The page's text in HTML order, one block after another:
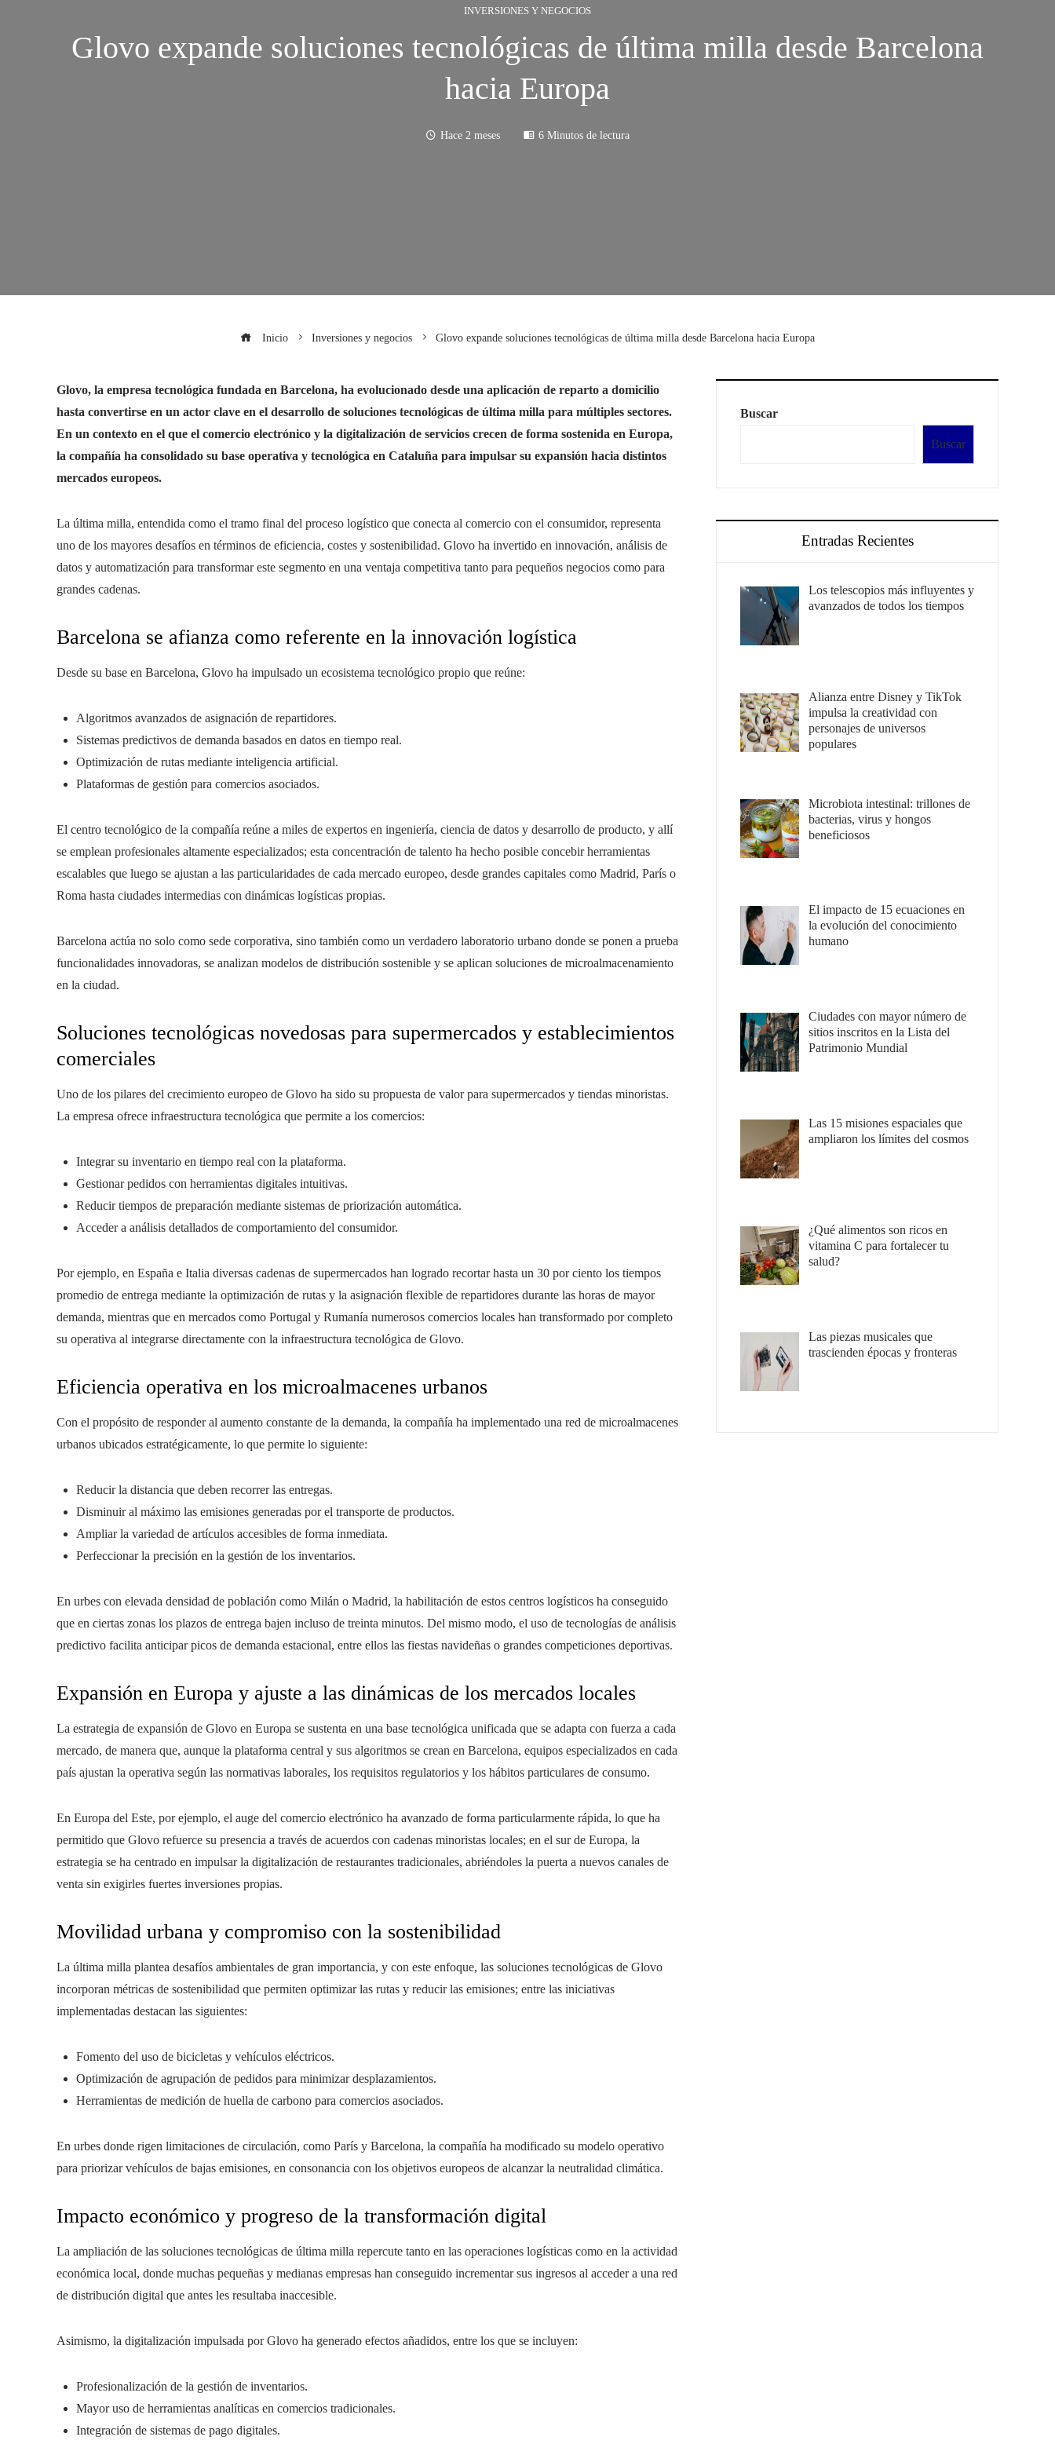
INVERSIONES Y NEGOCIOS
Glovo expande soluciones tecnológicas de última milla desde Barcelona
hacia Europa
Hace 2 meses 6 Minutos de lectura
Inicio Inversiones y negocios Glovo expande soluciones tecnológicas de última milla desde Barcelona hacia Europa
Glovo, la empresa tecnológica fundada en Barcelona, ha evolucionado desde una aplicación de reparto a domicilio
hasta convertirse en un actor clave en el desarrollo de soluciones tecnológicas de última milla para múltiples sectores.
En un contexto en el que el comercio electrónico y la digitalización de servicios crecen de forma sostenida en Europa,
la compañía ha consolidado su base operativa y tecnológica en Cataluña para impulsar su expansión hacia distintos
mercados europeos.
La última milla, entendida como el tramo final del proceso logístico que conecta al comercio con el consumidor, representa
uno de los mayores desafíos en términos de eficiencia, costes y sostenibilidad. Glovo ha invertido en innovación, análisis de
datos y automatización para transformar este segmento en una ventaja competitiva tanto para pequeños negocios como para
grandes cadenas.
Barcelona se afianza como referente en la innovación logística
Desde su base en Barcelona, Glovo ha impulsado un ecosistema tecnológico propio que reúne:
Algoritmos avanzados de asignación de repartidores.
Sistemas predictivos de demanda basados en datos en tiempo real.
Optimización de rutas mediante inteligencia artificial.
Plataformas de gestión para comercios asociados.
El centro tecnológico de la compañía reúne a miles de expertos en ingeniería, ciencia de datos y desarrollo de producto, y allí
se emplean profesionales altamente especializados; esta concentración de talento ha hecho posible concebir herramientas
escalables que luego se ajustan a las particularidades de cada mercado europeo, desde grandes capitales como Madrid, París o
Roma hasta ciudades intermedias con dinámicas logísticas propias.
Barcelona actúa no solo como sede corporativa, sino también como un verdadero laboratorio urbano donde se ponen a prueba
funcionalidades innovadoras, se analizan modelos de distribución sostenible y se aplican soluciones de microalmacenamiento
en la ciudad.
Soluciones tecnológicas novedosas para supermercados y establecimientos
comerciales
Uno de los pilares del crecimiento europeo de Glovo ha sido su propuesta de valor para supermercados y tiendas minoristas.
La empresa ofrece infraestructura tecnológica que permite a los comercios:
Integrar su inventario en tiempo real con la plataforma.
Gestionar pedidos con herramientas digitales intuitivas.
Reducir tiempos de preparación mediante sistemas de priorización automática.
Acceder a análisis detallados de comportamiento del consumidor.
Por ejemplo, en España e Italia diversas cadenas de supermercados han logrado recortar hasta un 30 por ciento los tiempos
promedio de entrega mediante la optimización de rutas y la asignación flexible de repartidores durante las horas de mayor
demanda, mientras que en mercados como Portugal y Rumanía numerosos comercios locales han transformado por completo
su operativa al integrarse directamente con la infraestructura tecnológica de Glovo.
Eficiencia operativa en los microalmacenes urbanos
Con el propósito de responder al aumento constante de la demanda, la compañía ha implementado una red de microalmacenes
urbanos ubicados estratégicamente, lo que permite lo siguiente:
Reducir la distancia que deben recorrer las entregas.
Disminuir al máximo las emisiones generadas por el transporte de productos.
Ampliar la variedad de artículos accesibles de forma inmediata.
Perfeccionar la precisión en la gestión de los inventarios.
En urbes con elevada densidad de población como Milán o Madrid, la habilitación de estos centros logísticos ha conseguido
que en ciertas zonas los plazos de entrega bajen incluso de treinta minutos. Del mismo modo, el uso de tecnologías de análisis
predictivo facilita anticipar picos de demanda estacional, entre ellos las fiestas navideñas o grandes competiciones deportivas.
Expansión en Europa y ajuste a las dinámicas de los mercados locales
La estrategia de expansión de Glovo en Europa se sustenta en una base tecnológica unificada que se adapta con fuerza a cada
mercado, de manera que, aunque la plataforma central y sus algoritmos se crean en Barcelona, equipos especializados en cada
país ajustan la operativa según las normativas laborales, los requisitos regulatorios y los hábitos particulares de consumo.
En Europa del Este, por ejemplo, el auge del comercio electrónico ha avanzado de forma particularmente rápida, lo que ha
permitido que Glovo refuerce su presencia a través de acuerdos con cadenas minoristas locales; en el sur de Europa, la
estrategia se ha centrado en impulsar la digitalización de restaurantes tradicionales, abriéndoles la puerta a nuevos canales de
venta sin exigirles fuertes inversiones propias.
Movilidad urbana y compromiso con la sostenibilidad
La última milla plantea desafíos ambientales de gran importancia, y con este enfoque, las soluciones tecnológicas de Glovo
incorporan métricas de sostenibilidad que permiten optimizar las rutas y reducir las emisiones; entre las iniciativas
implementadas destacan las siguientes:
Fomento del uso de bicicletas y vehículos eléctricos.
Optimización de agrupación de pedidos para minimizar desplazamientos.
Herramientas de medición de huella de carbono para comercios asociados.
En urbes donde rigen limitaciones de circulación, como París y Barcelona, la compañía ha modificado su modelo operativo
para priorizar vehículos de bajas emisiones, en consonancia con los objetivos europeos de alcanzar la neutralidad climática.
Impacto económico y progreso de la transformación digital
La ampliación de las soluciones tecnológicas de última milla repercute tanto en las operaciones logísticas como en la actividad
económica local, donde muchas pequeñas y medianas empresas han conseguido incrementar sus ingresos al acceder a una red
de distribución digital que antes les resultaba inaccesible.
Asimismo, la digitalización impulsada por Glovo ha generado efectos añadidos, entre los que se incluyen:
Profesionalización de la gestión de inventarios.
Mayor uso de herramientas analíticas en comercios tradicionales.
Integración de sistemas de pago digitales.
Buscar
Buscar
Entradas Recientes
Los telescopios más influyentes y
avanzados de todos los tiempos
Alianza entre Disney y TikTok
impulsa la creatividad con
personajes de universos
populares
Microbiota intestinal: trillones de
bacterias, virus y hongos
beneficiosos
El impacto de 15 ecuaciones en
la evolución del conocimiento
humano
Ciudades con mayor número de
sitios inscritos en la Lista del
Patrimonio Mundial
Las 15 misiones espaciales que
ampliaron los límites del cosmos
¿Qué alimentos son ricos en
vitamina C para fortalecer tu
salud?
Las piezas musicales que
trascienden épocas y fronteras